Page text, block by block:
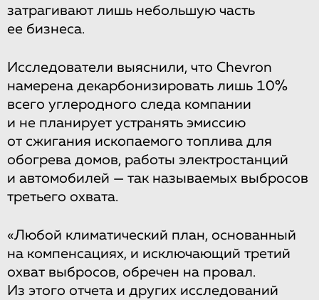
затрагивают лишь небольшую часть
ее бизнеса.
Исследователи выяснили, что Chevron
намерена декарбонизировать лишь 10%
всего углеродного следа компании
и не планирует устранять эмиссию
от сжигания ископаемого топлива для
обогрева домов, работы электростанций
и автомобилей — так называемых выбросов
третьего охвата.
«Любой климатический план, основанный
на компенсациях, и исключающий третий
охват выбросов, обречен на провал.
Из этого отчета и других исследований